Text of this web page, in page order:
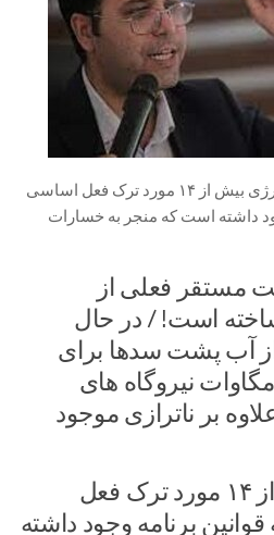
در دولت سیزدهم و در حوزه انرژی بیش از ۱۴ مورد ترک فعل اساسی
داشته است که منجر به خسارات
مستقر فعلی از
است! / در حال
آب پشت سدها برای
۱۰ هزار مگاوات نیروگاه های
بر ناترازی موجود
در حوزه انرژی بیش از ۱۴ مورد ترک فعل
برنامه وجود داشته